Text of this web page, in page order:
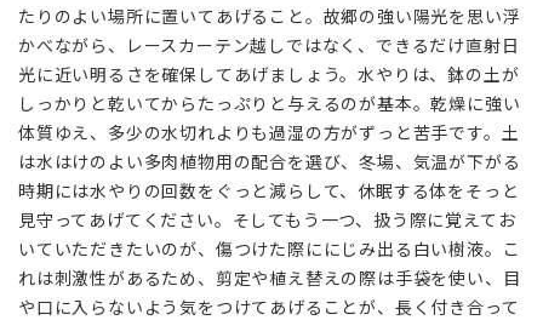
たりのよい場所に置いてあげること。故郷の強い陽光を思い浮
かべながら、レースカーテン越しではなく、できるだけ直射日
光に近い明るさを確保してあげましょう。水やりは、鉢の土が
しっかりと乾いてからたっぷりと与えるのが基本。乾燥に強い
体質ゆえ、多少の水切れよりも過湿の方がずっと苦手です。土
は水はけのよい多肉植物用の配合を選び、冬場、気温が下がる
時期には水やりの回数をぐっと減らして、休眠する体をそっと
見守ってあげてください。そしてもう一つ、扱う際に覚えてお
いていただきたいのが、傷つけた際ににじみ出る白い樹液。こ
れは刺激性があるため、剪定や植え替えの際は手袋を使い、目
や口に入らないよう気をつけてあげることが、長く付き合って